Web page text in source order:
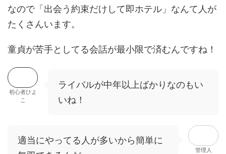
なので「出会う約束だけして即ホテル」なんて人が
たくさんいます。
童貞が苦手としてる会話が最小限で済むんですね！
初心者ひよ
こ
ライバルが中年以上ばかりなのもい
いね！
適当にやってる人が多いから簡単に
管理人